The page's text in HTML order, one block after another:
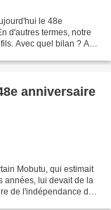
le 48e
d'autres termes, notre
Avec quel bilan ? A
anniversaire
Mobutu, qui estimait
années, lui devait de la
de l'indépendance du